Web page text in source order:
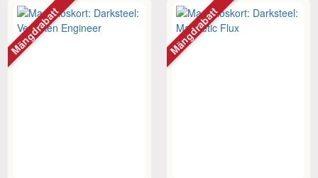
Mängdrabatt Mängdrabatt